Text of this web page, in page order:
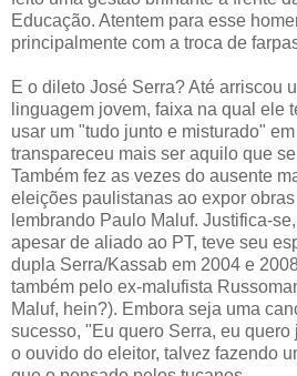
Educação. Atentem para esse
principalmente com a troca de
E o dileto José Serra? Até arriscou
linguagem jovem, faixa na qual ele
usar um "tudo junto e misturado"
transpareceu mais ser aquilo que
Também fez as vezes do ausente
eleições paulistanas ao expor
lembrando Paulo Maluf. Justifica-
apesar de aliado ao PT, teve seu
dupla Serra/Kassab em 2004 e
também pelo ex-malufista
Maluf, hein?). Embora seja uma
sucesso, "Eu quero Serra, eu quero
o ouvido do eleitor, talvez fazendo